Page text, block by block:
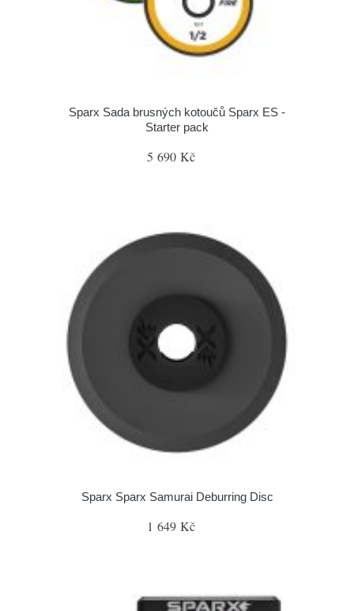
Sparx Sada brusných kotoučů Sparx ES -
Starter pack
5 690 Kč
Sparx Sparx Samurai Deburring Disc
1 649 Kč